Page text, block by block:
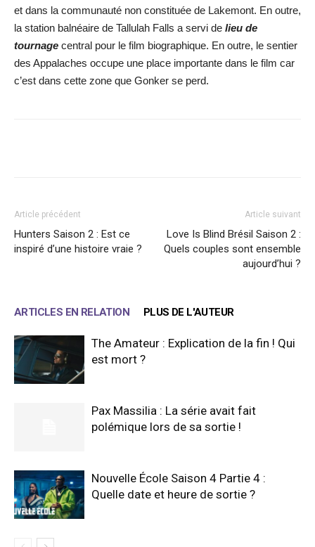
et dans la communauté non constituée de Lakemont. En outre,
la station balnéaire de Tallulah Falls a servi de lieu de
tournage central pour le film biographique. En outre, le sentier
des Appalaches occupe une place importante dans le film car
c’est dans cette zone que Gonker se perd.
Article précédent
Hunters Saison 2 : Est ce
inspiré d’une histoire vraie ?
Article suivant
Love Is Blind Brésil Saison 2 :
Quels couples sont ensemble
aujourd’hui ?
ARTICLES EN RELATION PLUS DE L'AUTEUR
The Amateur : Explication de la fin ! Qui
est mort ?
Pax Massilia : La série avait fait
polémique lors de sa sortie !
Nouvelle École Saison 4 Partie 4 :
Quelle date et heure de sortie ?